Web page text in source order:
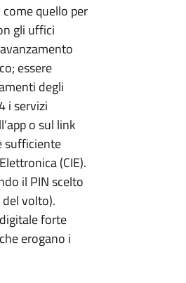
quello per
gli uffici
essere
degli
i servizi
o sul link
sufficiente
(CIE).
il PIN scelto
volto).
forte
erogano i